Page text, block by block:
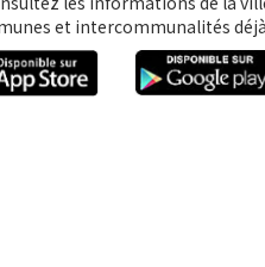
et intercommunalités